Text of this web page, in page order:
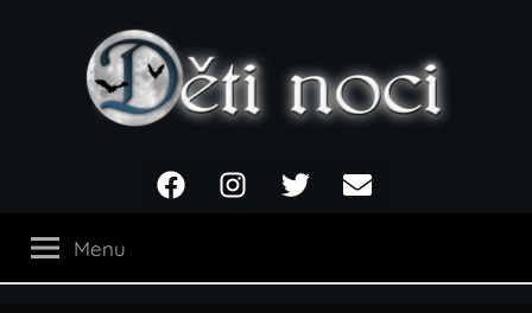
noci
FacebookInstagramTwitter Email
Menu